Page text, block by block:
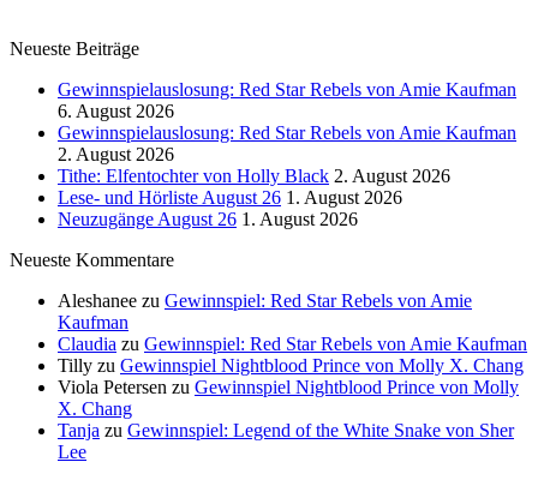
Neueste Beiträge
Gewinnspielauslosung: Red Star Rebels von Amie Kaufman
6. August 2026
Gewinnspielauslosung: Red Star Rebels von Amie Kaufman
2. August 2026
Tithe: Elfentochter von Holly Black 2. August 2026
Lese- und Hörliste August 26 1. August 2026
Neuzugänge August 26 1. August 2026
Neueste Kommentare
Aleshanee zu Gewinnspiel: Red Star Rebels von Amie
Kaufman
Claudia zu Gewinnspiel: Red Star Rebels von Amie Kaufman
Tilly zu Gewinnspiel Nightblood Prince von Molly X. Chang
Viola Petersen zu Gewinnspiel Nightblood Prince von Molly
X. Chang
Tanja zu Gewinnspiel: Legend of the White Snake von Sher
Lee